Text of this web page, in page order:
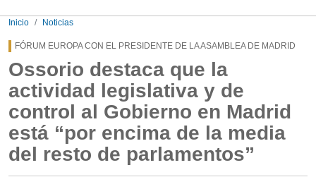
Inicio Noticias
FÓRUM EUROPA CON EL PRESIDENTE DE LA ASAMBLEA DE MADRID
Ossorio destaca que la
actividad legislativa y de
control al Gobierno en Madrid
está “por encima de la media
del resto de parlamentos”